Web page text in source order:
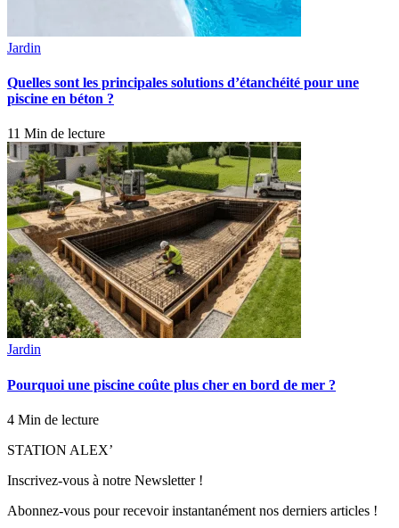
Jardin
Quelles sont les principales solutions d’étanchéité pour une
piscine en béton ?
11 Min de lecture
Jardin
Pourquoi une piscine coûte plus cher en bord de mer ?
4 Min de lecture
STATION ALEX’
Inscrivez-vous à notre Newsletter !
Abonnez-vous pour recevoir instantanément nos derniers articles !